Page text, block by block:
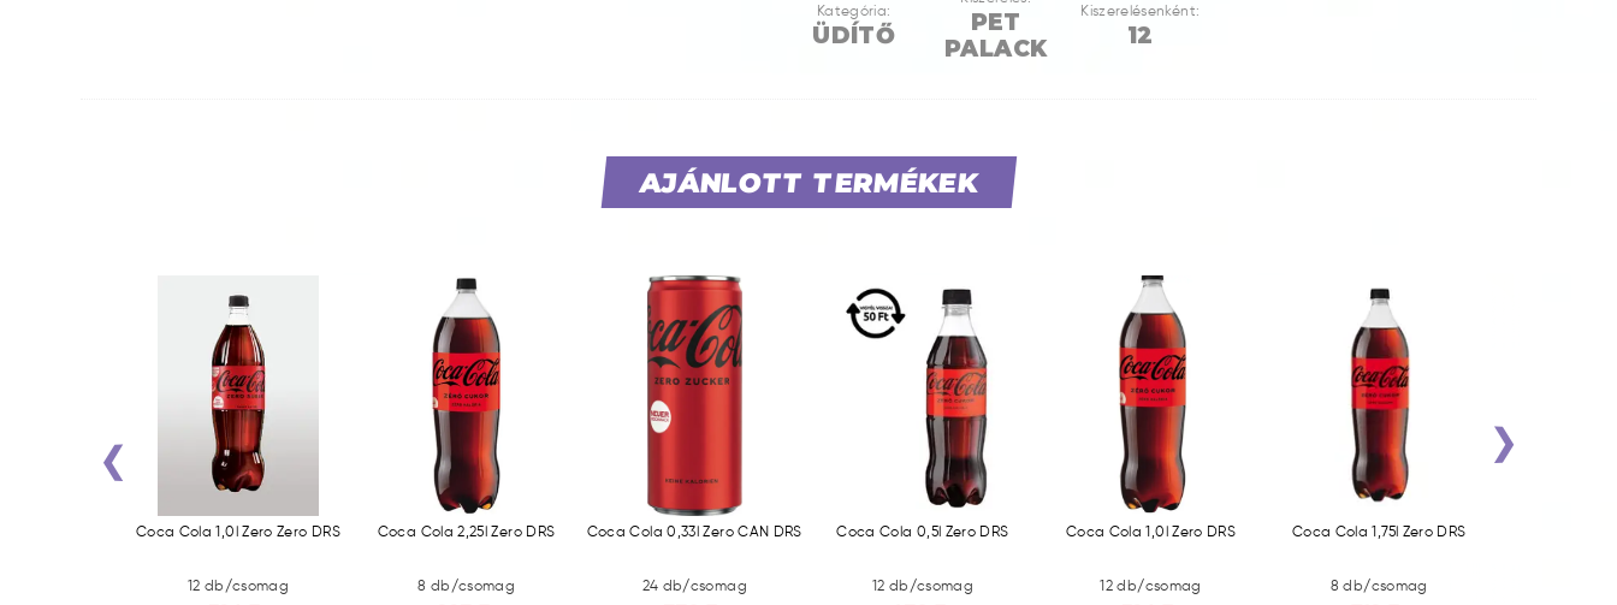
Kategória:
ÜDÍTŐ
PET
PALACK
Kiszerelésenként:
12
AJÁNLOTT TERMÉKEK
Coca Cola 1,0l Zero Zero DRS
12 db/csomag
Coca Cola 2,25l Zero DRS
8 db/csomag
Coca Cola 0,33l Zero CAN DRS
24 db/csomag
Coca Cola 0,5l Zero DRS
12 db/csomag
Coca Cola 1,0l Zero DRS
12 db/csomag
Coca Cola 1,75l Zero DRS
8 db/csomag
‹ ›